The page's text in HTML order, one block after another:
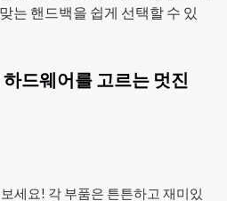
는 핸드백을 쉽게 선택할 수 있
드웨어를 고르는 멋진
세요! 각 부품은 튼튼하고 재미있